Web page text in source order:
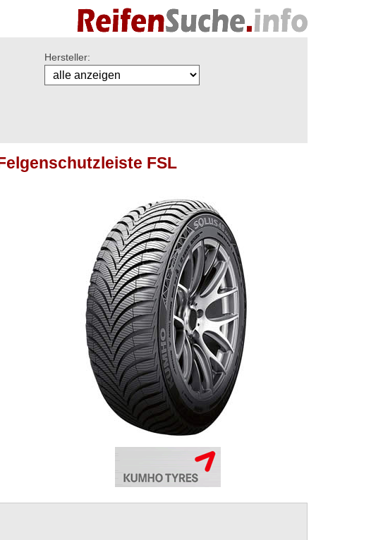
Hersteller:
FSL